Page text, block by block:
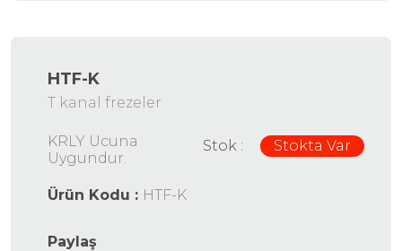
HTF-K
T kanal frezeler
Stok : Stokta Var
KRLY Ucuna
Uygundur.
Ürün Kodu : HTF-K
Paylaş